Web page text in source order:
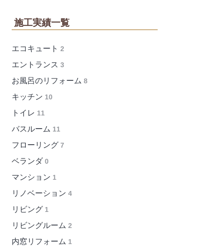
施工実績一覧
エコキュート 2
エントランス 3
お風呂のリフォーム 8
キッチン 10
トイレ 11
バスルーム 11
フローリング 7
ベランダ 0
マンション 1
リノベーション 4
リビング 1
リビングルーム 2
内窓リフォーム 1